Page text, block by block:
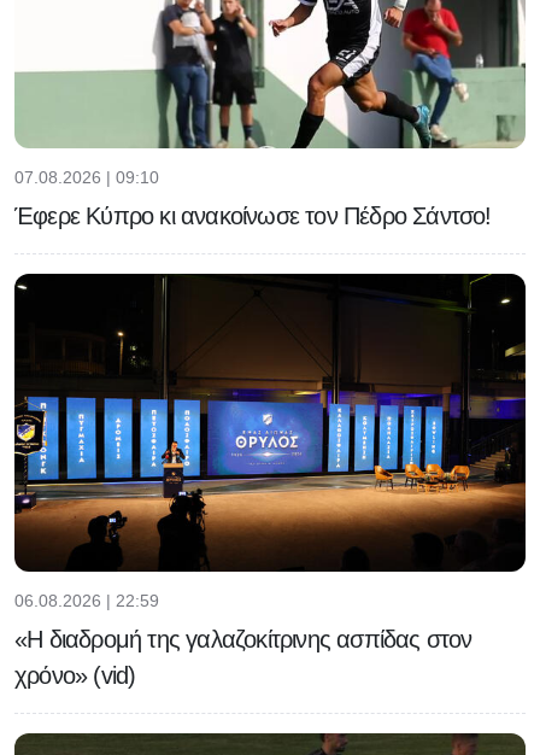
07.08.2026 | 09:10
Έφερε Κύπρο κι ανακοίνωσε τον Πέδρο Σάντσο!
06.08.2026 | 22:59
«Η διαδρομή της γαλαζοκίτρινης ασπίδας στον
χρόνο» (vid)